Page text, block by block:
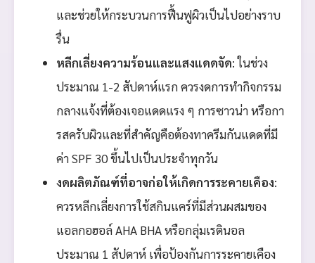
และช่วยให้กระบวนการฟื้นฟูผิวเป็นไปอย่างราบ
รื่น
หลีกเลี่ยงความร้อนและแสงแดดจัด: ในช่วง
ประมาณ 1-2 สัปดาห์แรก ควรงดการทำกิจกรรม
กลางแจ้งที่ต้องเจอแดดแรง ๆ การซาวน่า หรือกา
รสครับผิวและที่สำคัญคือต้องทาครีมกันแดดที่มี
ค่า SPF 30 ขึ้นไปเป็นประจำทุกวัน
งดผลิตภัณฑ์ที่อาจก่อให้เกิดการระคายเคือง:
ควรหลีกเลี่ยงการใช้สกินแคร์ที่มีส่วนผสมของ
แอลกอฮอล์ AHA BHA หรือกลุ่มเรตินอล
ประมาณ 1 สัปดาห์ เพื่อป้องกันการระคายเคือง